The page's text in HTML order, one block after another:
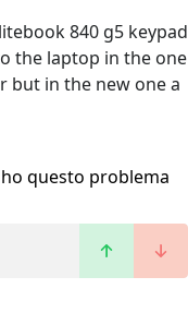
840 g5 keypad
the laptop in the one
but in the new one a
questo problema